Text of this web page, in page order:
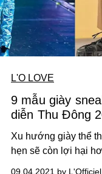
L'O LOVE
9 mẫu giày
diễn Thu Đông
Xu hướng giày thể
hẹn sẽ còn lợi hại
09.04.2021 by